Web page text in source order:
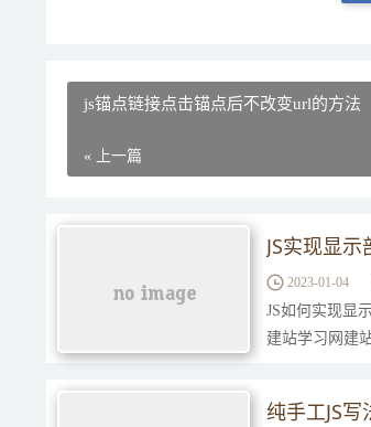
js锚点链接点击锚点后不改变url的方法
« 上一篇
JS实现显
2023-01-04
JS如何实现显
建站学习网建
纯手工JS